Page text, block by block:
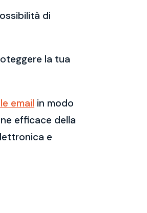
di
la tua
email in modo
efficace della
e